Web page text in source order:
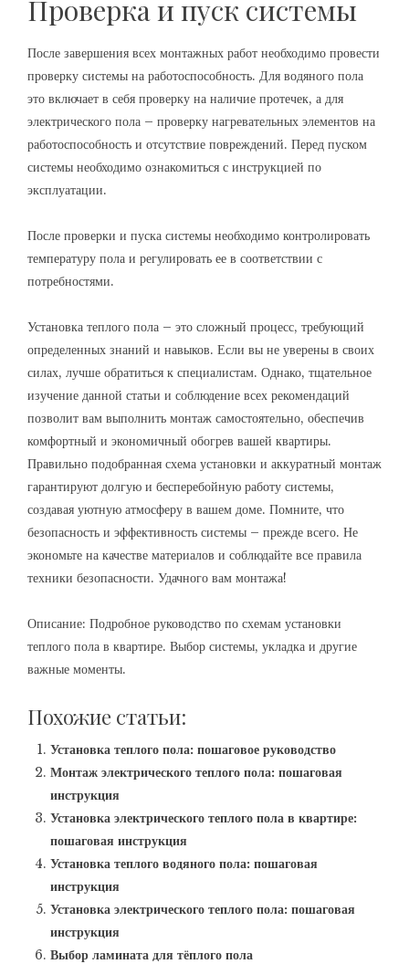
Проверка и пуск системы
После завершения всех монтажных работ необходимо провести
проверку системы на работоспособность. Для водяного пола
это включает в себя проверку на наличие протечек, а для
электрического пола – проверку нагревательных элементов на
работоспособность и отсутствие повреждений. Перед пуском
системы необходимо ознакомиться с инструкцией по
эксплуатации.
После проверки и пуска системы необходимо контролировать
температуру пола и регулировать ее в соответствии с
потребностями.
Установка теплого пола – это сложный процесс, требующий
определенных знаний и навыков. Если вы не уверены в своих
силах, лучше обратиться к специалистам. Однако, тщательное
изучение данной статьи и соблюдение всех рекомендаций
позволит вам выполнить монтаж самостоятельно, обеспечив
комфортный и экономичный обогрев вашей квартиры.
Правильно подобранная схема установки и аккуратный монтаж
гарантируют долгую и бесперебойную работу системы,
создавая уютную атмосферу в вашем доме. Помните, что
безопасность и эффективность системы – прежде всего. Не
экономьте на качестве материалов и соблюдайте все правила
техники безопасности. Удачного вам монтажа!
Описание: Подробное руководство по схемам установки
теплого пола в квартире. Выбор системы, укладка и другие
важные моменты.
Похожие статьи:
Установка теплого пола: пошаговое руководство
Монтаж электрического теплого пола: пошаговая
инструкция
Установка электрического теплого пола в квартире:
пошаговая инструкция
Установка теплого водяного пола: пошаговая
инструкция
Установка электрического теплого пола: пошаговая
инструкция
Выбор ламината для тёплого пола